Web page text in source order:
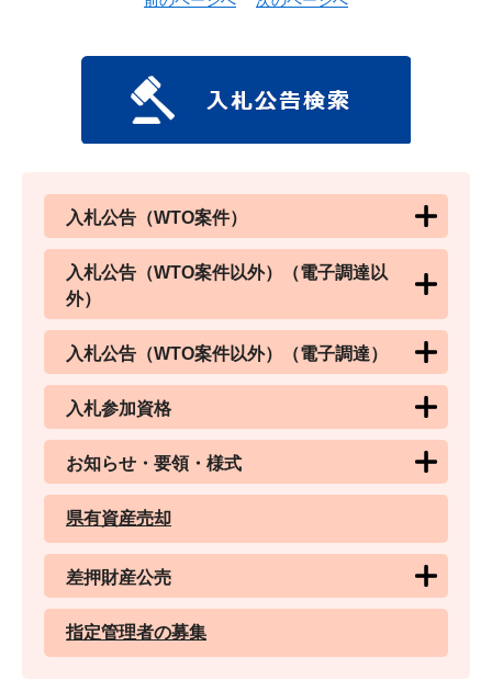
入札公告（WTO案件）
入札公告（WTO案件以外）（電子調達以
外）
入札公告（WTO案件以外）（電子調達）
入札参加資格
お知らせ・要領・様式
県有資産売却
差押財産公売
指定管理者の募集